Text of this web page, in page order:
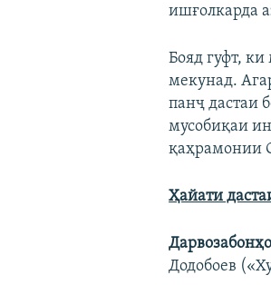
ишғолкарда
Бояд гуфт,
мекунад.
панҷ дастаи
мусобиқаи
қаҳрамонии
Ҳайати
Додобоев